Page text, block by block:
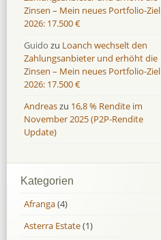
Zinsen – Mein neues Portfolio-Ziel
2026: 17.500 €
Guido zu Loanch wechselt den
Zahlungsanbieter und erhöht die
Zinsen – Mein neues Portfolio-Ziel
2026: 17.500 €
Andreaszu 16,8 % Rendite im
November 2025 (P2P-Rendite
Update)
Kategorien
Afranga(4)
Asterra Estate(1)